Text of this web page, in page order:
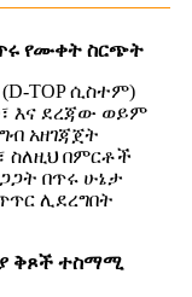
የሙቀት ስርጭት
TOP ሲስተም)
እና ደረጃው ወይም
አዘገጃጀት
ስለዚህ በምርቶች
በጥሩ ሁኔታ
ሊደረግበት
ቅጾች ተስማሚ